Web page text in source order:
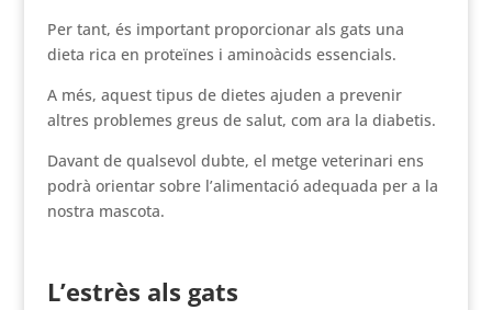
Per tant, és important proporcionar als gats una
dieta rica en proteïnes i aminoàcids essencials.
A més, aquest tipus de dietes ajuden a prevenir
altres problemes greus de salut, com ara la diabetis.
Davant de qualsevol dubte, el metge veterinari ens
podrà orientar sobre l’alimentació adequada per a la
nostra mascota.
L’estrès als gats